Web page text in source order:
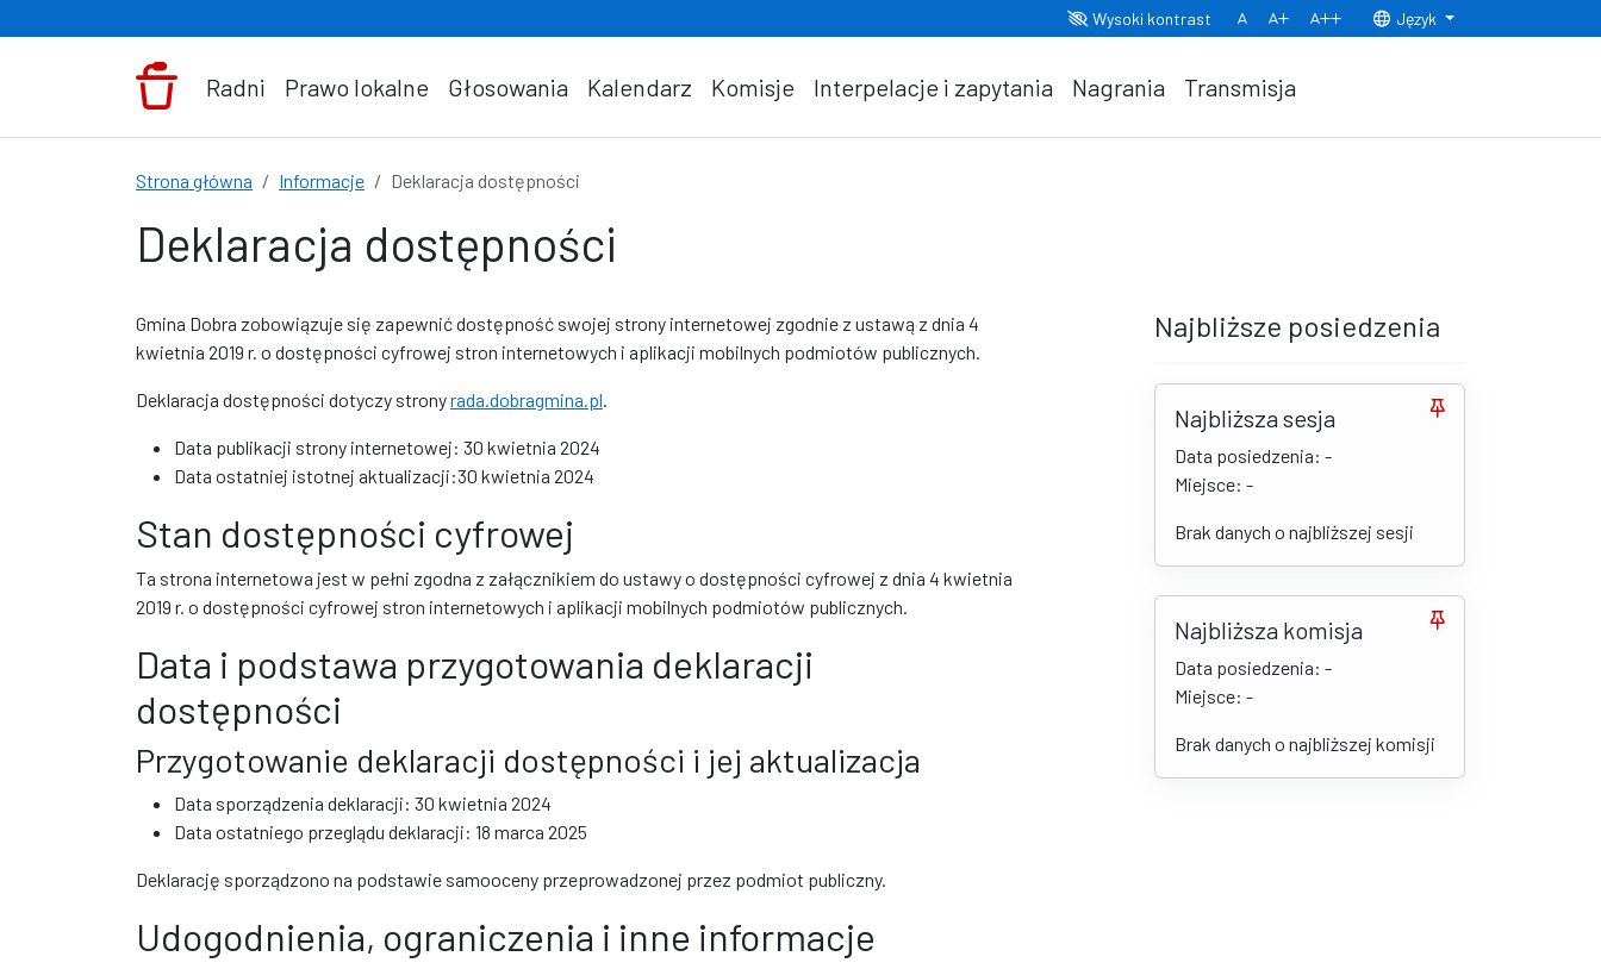
Wysoki kontrast
Normalny rozmiar czcionki
Rozmiar czcionki 150% Rozmiar czcionki 200%
Język
Radni Prawo lokalne Głosowania Kalendarz Komisje Interpelacje i zapytania Nagrania Transmisja
Strona główna Informacje Deklaracja dostępności
Deklaracja dostępności
Gmina Dobra zobowiązuje się zapewnić dostępność swojej strony internetowej zgodnie z ustawą z dnia 4
kwietnia 2019 r. o dostępności cyfrowej stron internetowych i aplikacji mobilnych podmiotów publicznych.
Deklaracja dostępności dotyczy stronyrada.dobragmina.pl.
Data publikacji strony internetowej: 30 kwietnia 2024
Data ostatniej istotnej aktualizacji:30 kwietnia 2024
Stan dostępności cyfrowej
Ta strona internetowa jest w pełni zgodna z załącznikiem do ustawy o dostępności cyfrowej z dnia 4 kwietnia
2019 r. o dostępności cyfrowej stron internetowych i aplikacji mobilnych podmiotów publicznych.
Data i podstawa przygotowania deklaracji
dostępności
Przygotowanie deklaracji dostępności i jej aktualizacja
Data sporządzenia deklaracji: 30 kwietnia 2024
Data ostatniego przeglądu deklaracji: 18 marca 2025
Deklarację sporządzono na podstawie samooceny przeprowadzonej przez podmiot publiczny.
Udogodnienia, ograniczenia i inne informacje
Najbliższe posiedzenia
Najbliższa sesja
Data posiedzenia: -
Miejsce: -
Brak danych o najbliższej sesji
Najbliższa komisja
Data posiedzenia: -
Miejsce: -
Brak danych o najbliższej komisji